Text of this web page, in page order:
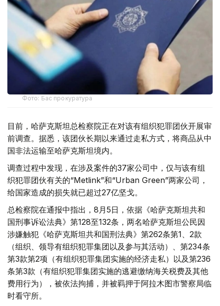
Фото: Бас прокуратура
目前，哈萨克斯坦总检察院正在对该有组织犯罪团伙开展审
前调查。据悉，该团伙长期以来通过走私方式，将商品从中
国非法运输至哈萨克斯坦境内。
调查过程中发现，在涉及案件的37家公司中，仅与该有组
织犯罪团伙有关的“Metlink”和“Urban Green”两家公司，
给国家造成的损失就已超过27亿坚戈。
总检察院在通报中指出，8月5日，依据《哈萨克斯坦共和
国刑事诉讼法典》第128至132条，两名哈萨克斯坦公民因
涉嫌触犯《哈萨克斯坦共和国刑法典》第262条第1、2款
（组织、领导有组织犯罪集团以及参与其活动）、第234条
第3款第2项（有组织犯罪集团实施的经济走私）以及第236
条第3款（有组织犯罪集团实施的逃避缴纳海关税费及其他
费用行为），被依法拘捕，并被羁押于阿拉木图市警察局临
时看守所。